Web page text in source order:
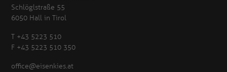
Schlöglstraße 55
6050 Hall in Tirol
T +43 5223 510
F +43 5223 510 350
office@eisenkies.at